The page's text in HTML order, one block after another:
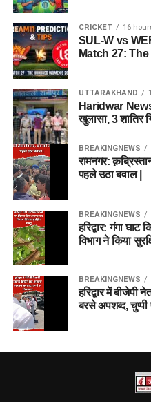
CRICKET 16
SUL-W vs
Match 27:
UTTARAKHAND
Haridwar
खुलासा, 3 शातिर
BREAKINGNEWS
रामनगर:
पहले उठा बवाल |
BREAKINGNEWS
हरिद्वार: गंगा
विभाग ने किया
BREAKINGNEWS
हरिद्वार में
बरसे अपशब्द,